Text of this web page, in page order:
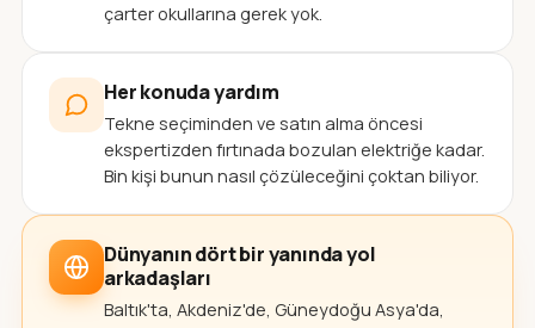
çarter okullarına gerek yok.
Her konuda yardım
Tekne seçiminden ve satın alma öncesi
ekspertizden fırtınada bozulan elektriğe kadar.
Bin kişi bunun nasıl çözüleceğini çoktan biliyor.
Dünyanın dört bir yanında yol
arkadaşları
Baltık'ta, Akdeniz'de, Güneydoğu Asya'da,